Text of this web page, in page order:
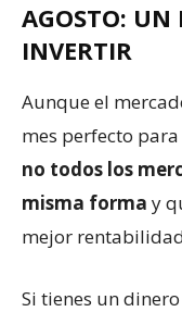
AGOSTO: UN
INVERTIR
Aunque el
mes perfecto
no todos los
misma forma y
mejor
Si tienes un